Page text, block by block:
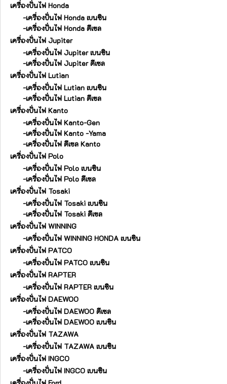
เครื่องปั่นไฟ Honda
-เครื่องปั่นไฟ Honda เบนซิน
-เครื่องปั่นไฟ Honda ดีเซล
เครื่องปั่นไฟ Jupiter
-เครื่องปั่นไฟ Jupiter เบนซิน
-เครื่องปั่นไฟ Jupiter ดีเซล
เครื่องปั่นไฟ Lutian
-เครื่องปั่นไฟ Lutian เบนซิน
-เครื่องปั่นไฟ Lutian ดีเซล
เครื่องปั่นไฟ Kanto
-เครื่องปั่นไฟ Kanto-Gen
-เครื่องปั่นไฟ Kanto -Yama
-เครื่องปั่นไฟ ดีเซล Kanto
เครื่องปั่นไฟ Polo
-เครื่องปั่นไฟ Polo เบนซิน
-เครื่องปั่นไฟ Polo ดีเซล
เครื่องปั่นไฟ Tosaki
-เครื่องปั่นไฟ Tosaki เบนซิน
-เครื่องปั่นไฟ Tosaki ดีเซล
เครื่องปั่นไฟ WINNING
-เครื่องปั่นไฟ WINNING HONDA เบนซิน
เครื่องปั่นไฟ PATCO
-เครื่องปั่นไฟ PATCO เบนซิน
เครื่องปั่นไฟ RAPTER
-เครื่องปั่นไฟ RAPTER เบนซิน
เครื่องปั่นไฟ DAEWOO
-เครื่องปั่นไฟ DAEWOO ดีเซล
-เครื่องปั่นไฟ DAEWOO เบนซิน
เครื่องปั่นไฟ TAZAWA
-เครื่องปั่นไฟ TAZAWA เบนซิน
เครื่องปั่นไฟ INGCO
-เครื่องปั่นไฟ INGCO เบนซิน